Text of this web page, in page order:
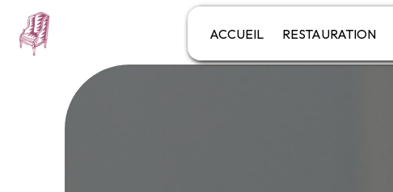
ACCUEIL RESTAURATION
Panneau de gestion des cookies